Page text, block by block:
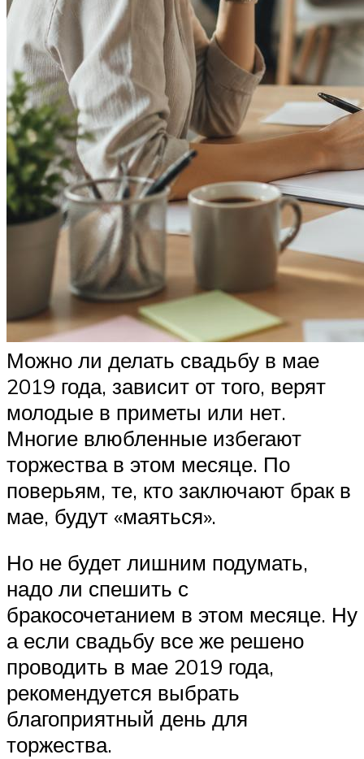
Можно ли делать свадьбу в мае
2019 года, зависит от того, верят
молодые в приметы или нет.
Многие влюбленные избегают
торжества в этом месяце. По
поверьям, те, кто заключают брак в
мае, будут «маяться».
Но не будет лишним подумать,
надо ли спешить с
бракосочетанием в этом месяце. Ну
а если свадьбу все же решено
проводить в мае 2019 года,
рекомендуется выбрать
благоприятный день для
торжества.